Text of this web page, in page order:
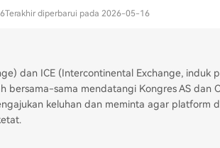
Terakhir diperbarui pada 2026-05-16
dan ICE (Intercontinental Exchange, induk
bersama-sama mendatangi Kongres AS dan
keluhan dan meminta agar platform